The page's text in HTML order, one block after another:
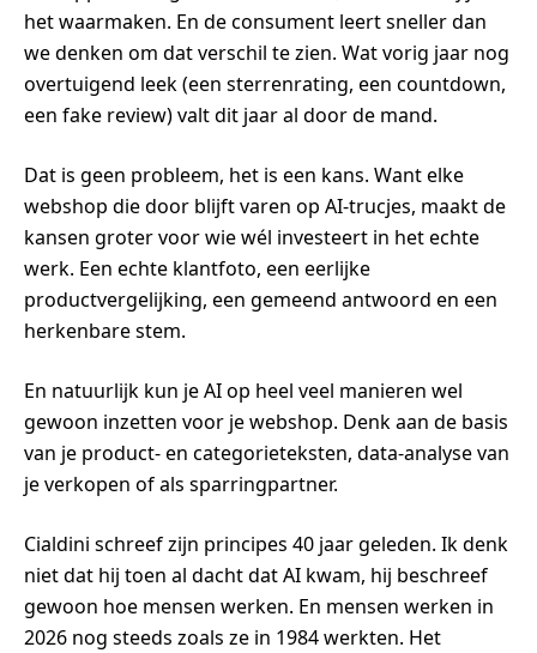
het waarmaken. En de consument leert sneller dan
we denken om dat verschil te zien. Wat vorig jaar nog
overtuigend leek (een sterrenrating, een countdown,
een fake review) valt dit jaar al door de mand.
Dat is geen probleem, het is een kans. Want elke
webshop die door blijft varen op AI-trucjes, maakt de
kansen groter voor wie wél investeert in het echte
werk. Een echte klantfoto, een eerlijke
productvergelijking, een gemeend antwoord en een
herkenbare stem.
En natuurlijk kun je AI op heel veel manieren wel
gewoon inzetten voor je webshop. Denk aan de basis
van je product- en categorieteksten, data-analyse van
je verkopen of als sparringpartner.
Cialdini schreef zijn principes 40 jaar geleden. Ik denk
niet dat hij toen al dacht dat AI kwam, hij beschreef
gewoon hoe mensen werken. En mensen werken in
2026 nog steeds zoals ze in 1984 werkten. Het